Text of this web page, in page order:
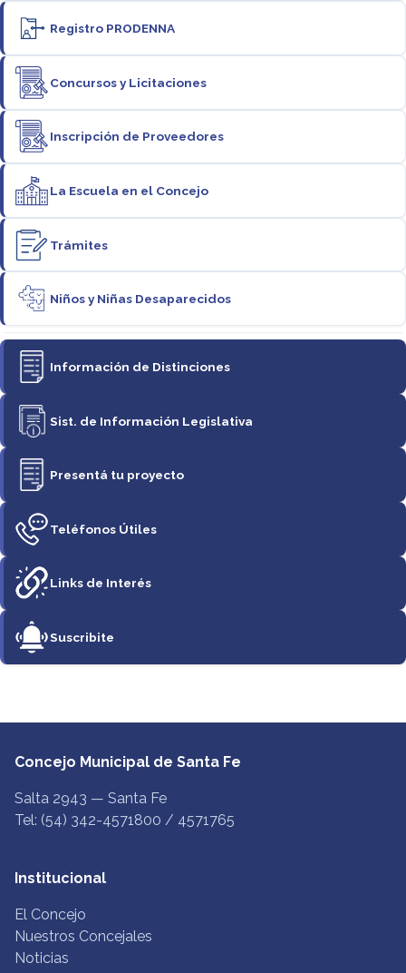
Registro PRODENNA
Concursos y Licitaciones
Inscripción de Proveedores
La Escuela en el Concejo
Trámites
Niños y Niñas Desaparecidos
Información de Distinciones
Sist. de Información Legislativa
Presentá tu proyecto
Teléfonos Útiles
Links de Interés
Suscribite
Concejo Municipal de Santa Fe
Salta 2943 — Santa Fe
Tel: (54) 342-4571800 / 4571765
Institucional
El Concejo
Nuestros Concejales
Noticias